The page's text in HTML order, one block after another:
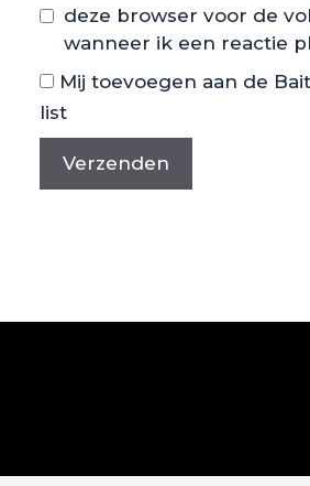
deze browser voor de
wanneer ik een reactie
Mij toevoegen aan de
list